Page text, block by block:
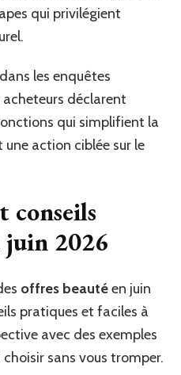
qui privilégient
les enquêtes
déclarent
qui simplifient la
action ciblée sur le
conseils
juin 2026
offres beautéen juin
pratiques et faciles à
avec des exemples
sans vous tromper.